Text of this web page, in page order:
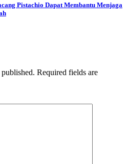
Pistachio Dapat Membantu Menjaga
Required fields are